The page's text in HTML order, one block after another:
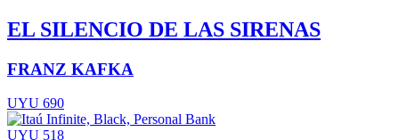
EL SILENCIO DE LAS SIRENAS
FRANZ KAFKA
UYU 690
UYU 518